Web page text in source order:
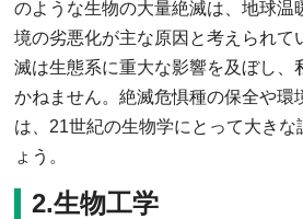
のような生物の大量絶滅は、地球温
境の劣悪化が主な原因と考えられて
滅は生態系に重大な影響を及ぼし、
かねません。絶滅危惧種の保全や環
は、21世紀の生物学にとって大きな
ょう。
2.生物工学